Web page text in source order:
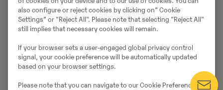
also configure or reject cookies by clicking on” Cookie
Settings” or "Reject All". Please note that selecting "Reject All"
still implies that necessary cookies will remain.
If your browser sets a user-engaged global privacy control
signal, your cookie preference will be automatically updated
based on your browser settings.
Please note that you can navigate to our Cookie Preference